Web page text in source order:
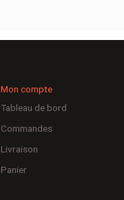
Mon compte
Tableau de bord
Commandes
Livraison
Panier